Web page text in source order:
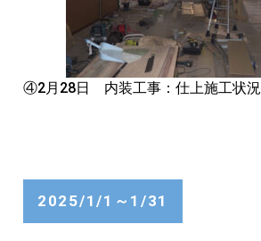
④2月28日 内装工事：仕上施工状況
2025/1/1～1/31